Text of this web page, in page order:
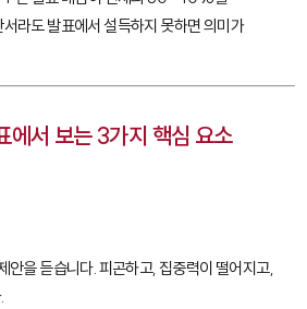
라도 발표에서 설득하지 못하면 의미가
에서 보는 3가지 핵심 요소
을 듣습니다. 피곤하고, 집중력이 떨어지고,